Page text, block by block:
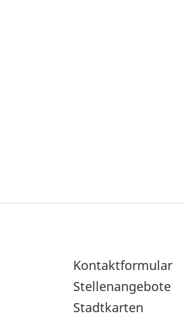
Sekundärnavigation
im
Fußbereich
Kontaktformular
Stellenangebote
Stadtkarten